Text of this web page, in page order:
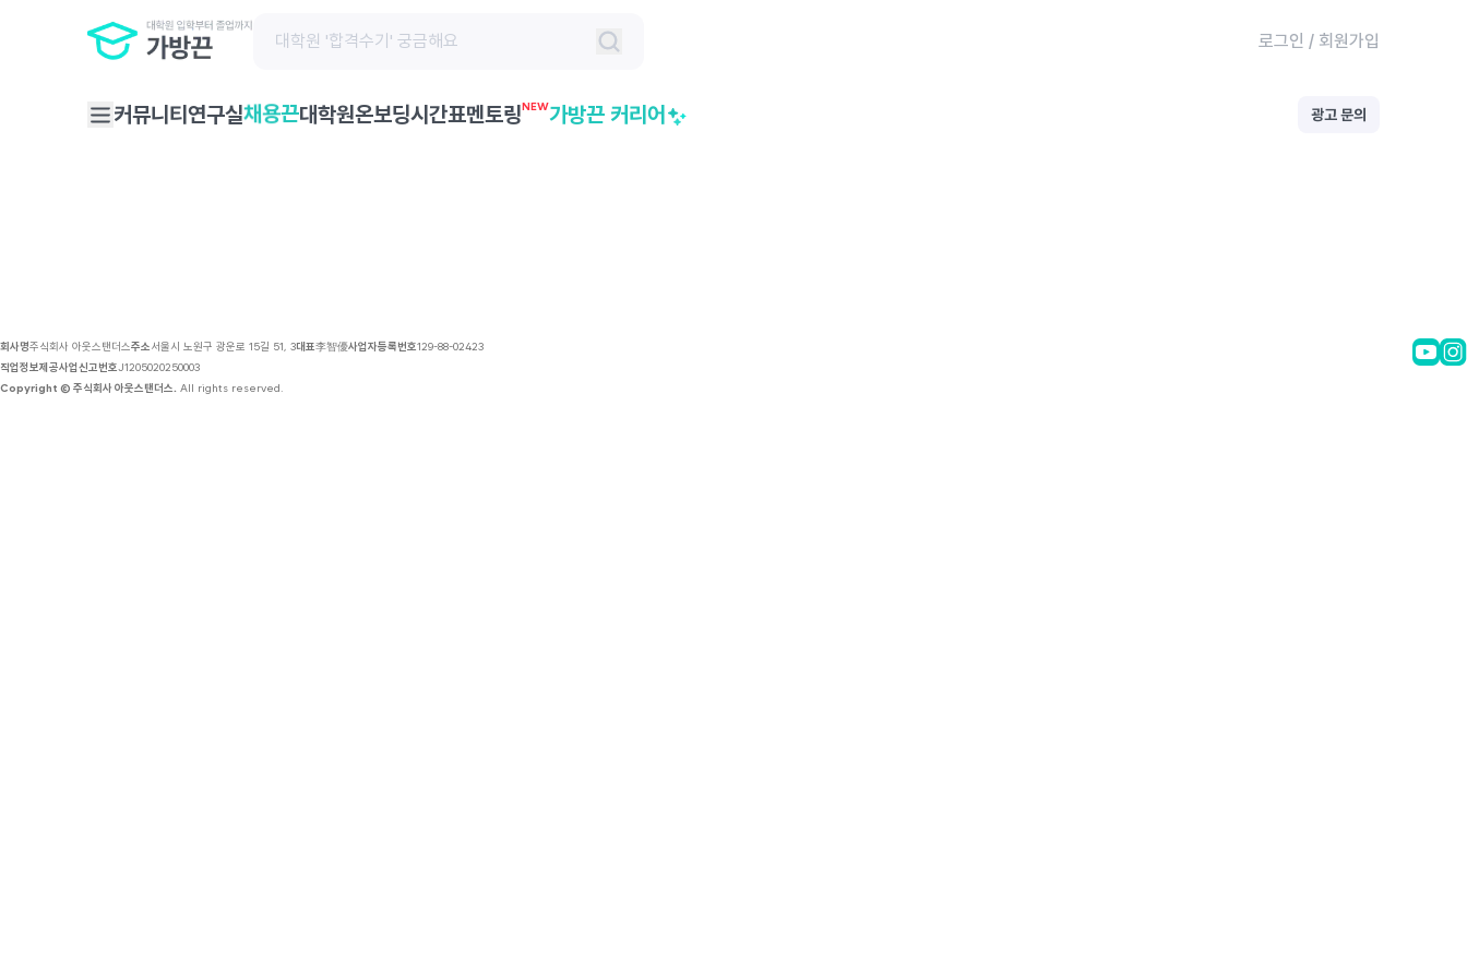
로그인 / 회원가입
커뮤니티 연구실채용끈대학원온보딩시간표멘토링NEW가방끈 커리어 광고 문의
회사명주식회사 아웃스탠더스주소서울시 노원구 광운로 15길 51, 3대표李智優사업자등록번호129-88-02423
직업정보제공사업신고번호J1205020250003
Copyright © 주식회사 아웃스탠더스. All rights reserved.